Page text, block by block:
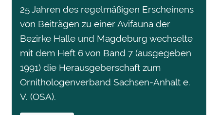
25 Jahren des regelmäßigen Erscheinens
von Beiträgen zu einer Avifauna der
Bezirke Halle und Magdeburg wechselte
mit dem Heft 6 von Band 7 (ausgegeben
1991) die Herausgeberschaft zum
Ornithologenverband Sachsen-Anhalt e.
V. (OSA).